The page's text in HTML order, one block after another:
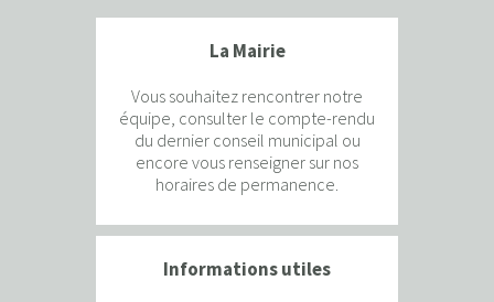
La Mairie
Vous souhaitez rencontrer notre
équipe, consulter le compte-rendu
du dernier conseil municipal ou
encore vous renseigner sur nos
horaires de permanence.
Informations utiles